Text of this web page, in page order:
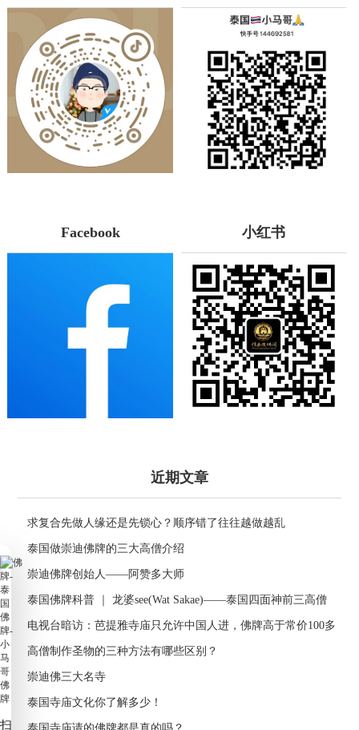
Facebook 小红书
近期文章
求复合先做人缘还是先锁心？顺序错了往往越做越乱
泰国做崇迪佛牌的三大高僧介绍
崇迪佛牌创始人——阿赞多大师
泰国佛牌科普 ｜ 龙婆see(Wat Sakae)——泰国四面神前三高僧
电视台暗访：芭提雅寺庙只允许中国人进，佛牌高于常价100多
倍！
高僧制作圣物的三种方法有哪些区别？
崇迪佛三大名寺
泰国寺庙文化你了解多少！
扫